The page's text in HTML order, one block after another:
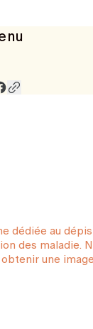
dédiée au
des maladie.
une image